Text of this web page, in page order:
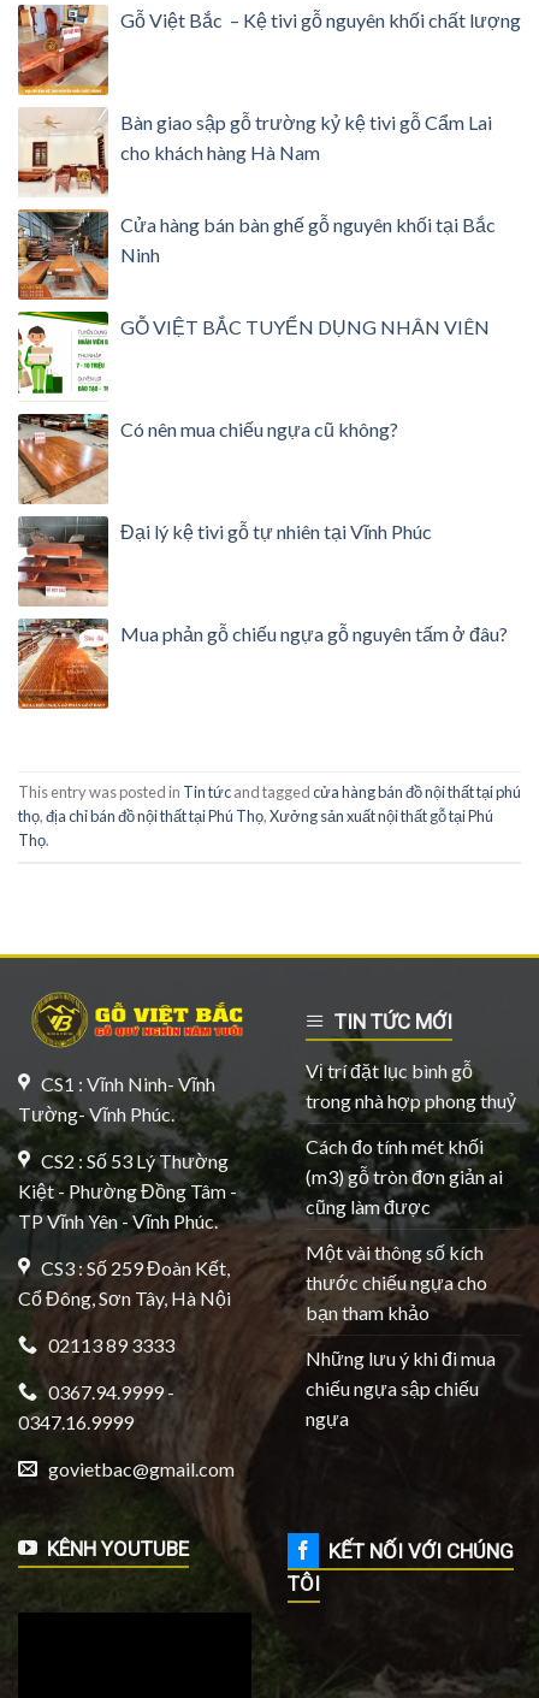
Gỗ Việt Bắc – Kệ tivi gỗ nguyên khối chất lượng
Bàn giao sập gỗ trường kỷ kệ tivi gỗ Cẩm Lai
cho khách hàng Hà Nam
Cửa hàng bán bàn ghế gỗ nguyên khối tại Bắc
Ninh
GỖ VIỆT BẮC TUYỂN DỤNG NHÂN VIÊN
Có nên mua chiếu ngựa cũ không?
Đại lý kệ tivi gỗ tự nhiên tại Vĩnh Phúc
Mua phản gỗ chiếu ngựa gỗ nguyên tấm ở đâu?
This entry was posted in Tin tứcand taggedcửa hàng bán đồ nội thất tại phú
thọ,địa chỉ bán đồ nội thất tại Phú Thọ,Xưởng sản xuất nội thất gỗ tại Phú
Thọ.
CS1 : Vĩnh Ninh- Vĩnh
Tường- Vĩnh Phúc.
CS2 : Số 53 Lý Thường
Kiệt - Phường Đồng Tâm -
TP Vĩnh Yên - Vĩnh Phúc.
CS3 : Số 259 Đoàn Kết,
Cổ Đông, Sơn Tây, Hà Nội
02113 89 3333
0367.94.9999 -
0347.16.9999
govietbac@gmail.com
TIN TỨC MỚI
Vị trí đặt lục bình gỗ
trong nhà hợp phong thuỷ
Cách đo tính mét khối
(m3) gỗ tròn đơn giản ai
cũng làm được
Một vài thông số kích
thước chiếu ngựa cho
bạn tham khảo
Những lưu ý khi đi mua
chiếu ngựa sập chiếu
ngựa
KÊNH YOUTUBE
KẾT NỐI VỚI CHÚNG
TÔI